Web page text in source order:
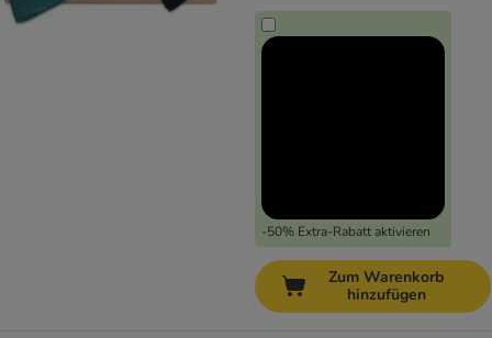
-50% Extra-Rabatt aktivieren
Zum Warenkorb
hinzufügen